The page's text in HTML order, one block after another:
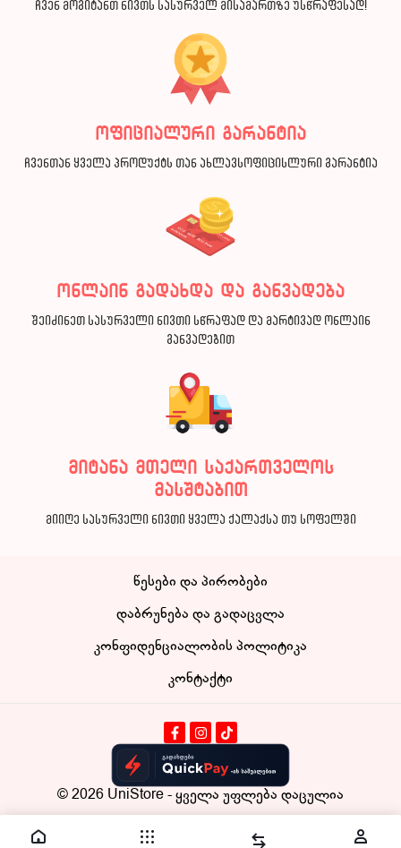
ჩვენ მოგიტანთ ნივთს სასურველ მისამართზე უსწრაფესად!
ოფიციალური გარანტია
ჩვენთან ყველა პროდუქტს თან ახლავსოფიცისლური გარანტია
ონლაინ გადახდა და განვადება
შეიძინეთ სასურველი ნივთი სწრაფად და მარტივად ონლაინ
განვადებით
მიტანა მთელი საქართველოს
მასშტაბით
მიიღე სასურველი ნივთი ყველა ქალაქსა თუ სოფელში
წესები და პირობები
დაბრუნება და გადაცვლა
კონფიდენციალობის პოლიტიკა
კონტაქტი
© 2026 UniStore- ყველა უფლება დაცულია